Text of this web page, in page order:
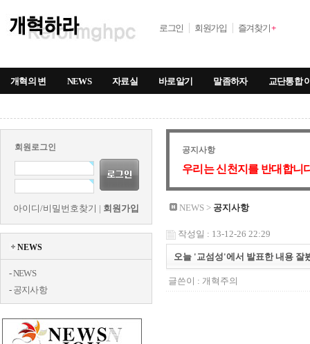
로그인 회원가입 즐겨찾기+
개혁의 변 NEWS 자료실 바로알기 말좀하자 교단통합
회원로그인
아이디/비밀번호찾기 | 회원가입
NEWS
-NEWS
- 공지사항
공지사항
우리는 신천지를 반대합니
NEWS > 공지사항
작성일 : 13-12-26 22:29
오늘 '교섬성'에서 발표한 내용 잘
글쓴이 : 개혁주의